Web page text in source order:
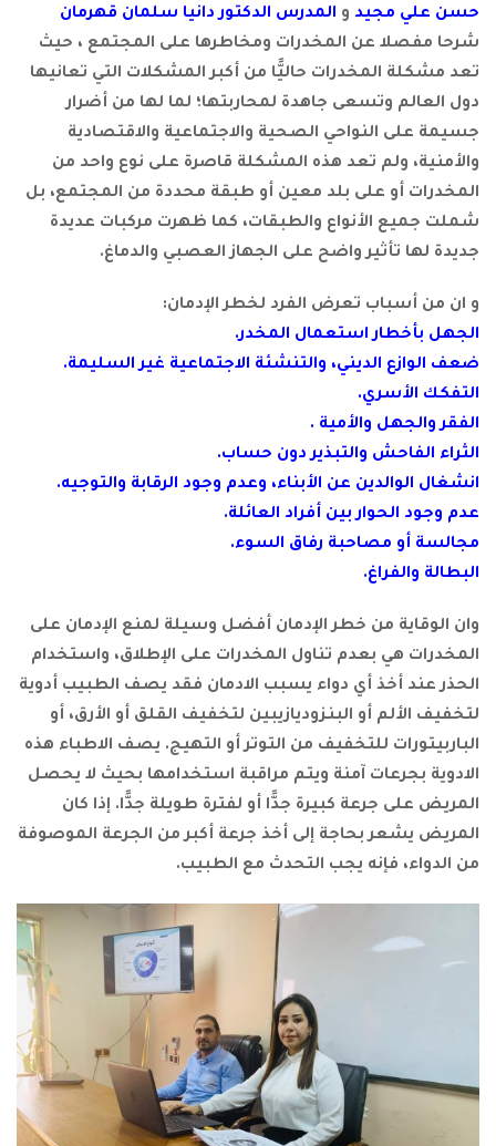
علي مجيدوالمدرس الدكتور دانيا سلمان قهرمان
مفصلا عن المخدرات ومخاطرها على المجتمع ، حيث
مشكلة المخدرات حاليًّا من أكبر المشكلات التي تعانيها
العالم وتسعى جاهدة لمحاربتها؛ لما لها من أضرار
على النواحي الصحية والاجتماعية والاقتصادية
ولم تعد هذه المشكلة قاصرة على نوع واحد من
أو على بلد معين أو طبقة محددة من المجتمع، بل
جميع الأنواع والطبقات، كما ظهرت مركبات عديدة
لها تأثير واضح على الجهاز العصبي والدماغ.
من أسباب تعرض الفرد لخطر الإدمان:
بأخطار استعمال المخدر.
الوازع الديني، والتنشئة الاجتماعية غير السليمة.
الأسري.
والجهل والأمية .
الفاحش والتبذير دون حساب.
الوالدين عن الأبناء، وعدم وجود الرقابة والتوجيه.
وجود الحوار بين أفراد العائلة.
أو مصاحبة رفاق السوء.
والفراغ.
الوقاية من خطر الإدمان أفضل وسيلة لمنع الإدمان على
هي بعدم تناول المخدرات على الإطلاق، واستخدام
عند أخذ أي دواء يسبب الادمان فقد يصف الطبيب أدوية
الألم أو البنزوديازيبين لتخفيف القلق أو الأرق، أو
للتخفيف من التوتر أو التهيج. يصف الاطباء هذه
بجرعات آمنة ويتم مراقبة استخدامها بحيث لا يحصل
على جرعة كبيرة جدًّا أو لفترة طويلة جدًّا. إذا كان
يشعر بحاجة إلى أخذ جرعة أكبر من الجرعة الموصوفة
الدواء، فإنه يجب التحدث مع الطبيب.